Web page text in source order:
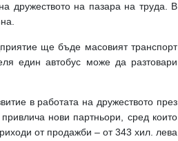
дружеството на пазара на труда. В
ще бъде масовият транспорт
един автобус може да разтовари
в работата на дружеството през
нови партньори, сред които
от продажби – от 343 хил. лева